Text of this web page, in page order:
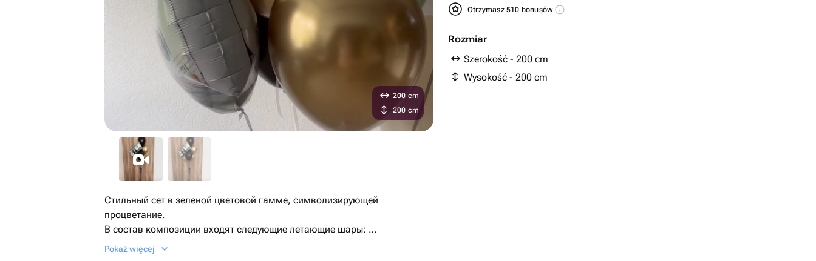
Otrzymasz 510 bonusów
Rozmiar
Szerokość - 200 cm
Wysokość - 200 cm
200 cm
200 cm
Стильный сет в зеленой цветовой гамме, символизирующей
процветание.
В состав композиции входят следующие летающие шары:
- фольгированный шар в виде доллара, 79см,
Pokaż więcej